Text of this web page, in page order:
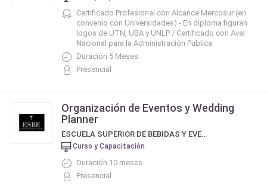
Certificado Profesional con Alcance Mercosur (en
convenio con Universidades) - En diploma figuran
logos de UTN, UBA y UNLP / Certificado con Aval
Nacional para la Administración Publica
Duración 5 Meses
Presencial
Organización de Eventos y Wedding
Planner
ESCUELA SUPERIOR DE BEBIDAS Y EVENTOS
Curso y Capacitación
Duración 10 meses
Presencial